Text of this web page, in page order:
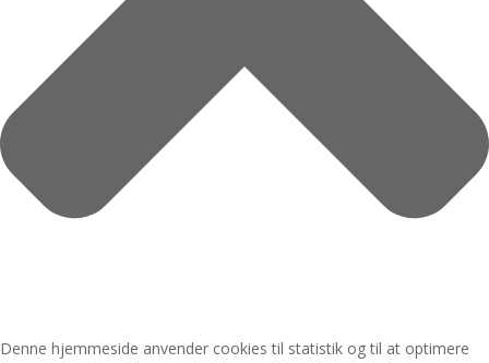
Denne hjemmeside anvender cookies til statistik og til at optimere